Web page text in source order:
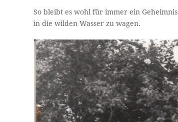
So bleibt es wohl für immer ein
in die wilden Wasser zu wagen.